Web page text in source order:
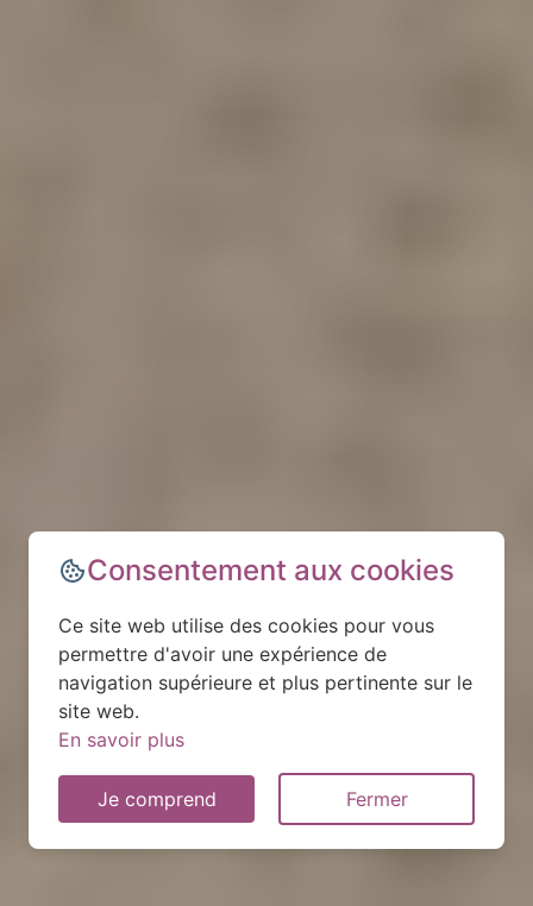
Consentement aux cookies
Ce site web utilise des cookies pour vous
permettre d'avoir une expérience de
navigation supérieure et plus pertinente sur le
site web.
En savoir plus
Je comprend Fermer